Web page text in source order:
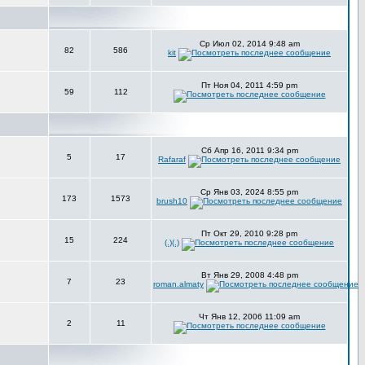
82 586
Ср Июл 02, 2014 9:48 am
kit
59 112
Пт Ноя 04, 2011 4:59 pm
5 17
Сб Апр 16, 2011 9:34 pm
Rafaraf
173 1573
Ср Янв 03, 2024 8:55 pm
brush10
15 224
Пт Окт 29, 2010 9:28 pm
(.)(.)
7 23
Вт Янв 29, 2008 4:48 pm
roman.almaty
2 11
Чт Янв 12, 2006 11:09 am